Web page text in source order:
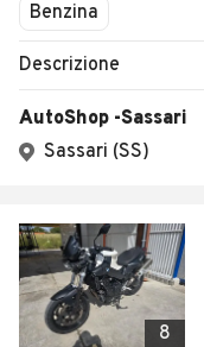
Benzina
Descrizione
AutoShop -Sassari
Sassari (SS)
8